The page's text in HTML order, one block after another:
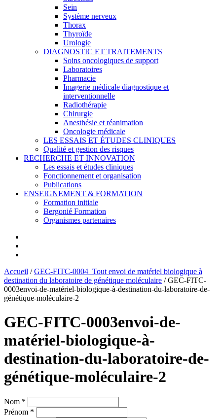
Sein
Système nerveux
Thorax
Thyroïde
Urologie
DIAGNOSTIC ET TRAITEMENTS
Soins oncologiques de support
Laboratoires
Pharmacie
Imagerie médicale diagnostique et
interventionnelle
Radiothérapie
Chirurgie
Anesthésie et réanimation
Oncologie médicale
LES ESSAIS ET ÉTUDES CLINIQUES
Qualité et gestion des risques
RECHERCHE ET INNOVATION
Les essais et études cliniques
Fonctionnement et organisation
Publications
ENSEIGNEMENT & FORMATION
Formation initiale
Bergonié Formation
Organismes partenaires
Accueil /GEC-FITC-0004_Tout envoi de matériel biologique à
destination du laboratoire de génétique moléculaire /GEC-FITC-
0003envoi-de-matériel-biologique-à-destination-du-laboratoire-de-
génétique-moléculaire-2
GEC-FITC-0003envoi-de-
matériel-biologique-à-
destination-du-laboratoire-de-
génétique-moléculaire-2
Nom *
Prénom *